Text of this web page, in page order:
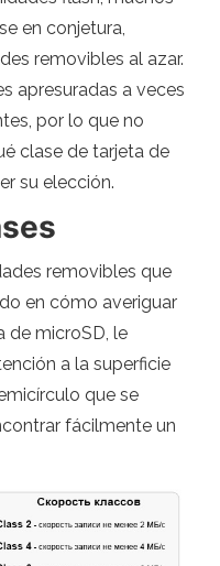
en conjetura,
removibles al azar.
apresuradas a veces
por lo que no
clase de tarjeta de
su elección.
removibles que
en cómo averiguar
de microSD, le
a la superficie
que se
fácilmente un